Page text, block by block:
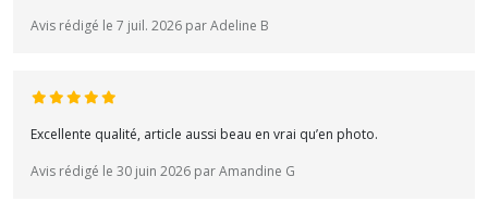
Avis rédigé le 7 juil. 2026 par Adeline B
Excellente qualité, article aussi beau en vrai qu’en photo.
Avis rédigé le 30 juin 2026 par Amandine G